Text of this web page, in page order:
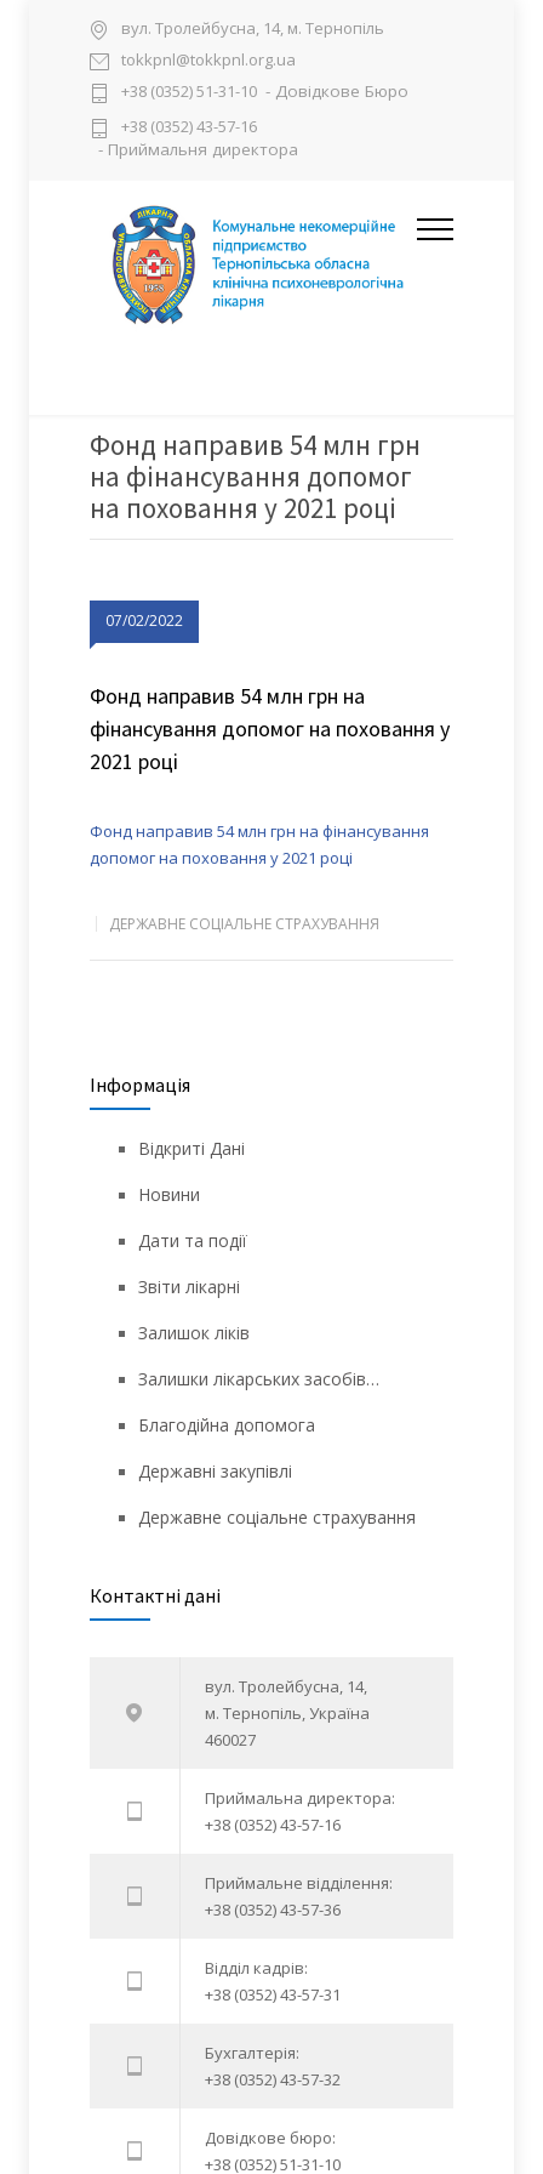
вул. Тролейбусна, 14, м. Тернопіль
tokkpnl@tokkpnl.org.ua
+38 (0352) 51-31-10 - Довідкове Бюро
+38 (0352) 43-57-16
- Приймальня директора
Фонд направив 54 млн грн
на фінансування допомог
на поховання у 2021 році
07/02/2022
Фонд направив 54 млн грн на
фінансування допомог на поховання у
2021 році
Фонд направив 54 млн грн на фінансування
допомог на поховання у 2021 році
ДЕРЖАВНЕ СОЦІАЛЬНЕ СТРАХУВАННЯ
Інформація
Відкриті Дані
Новини
Дати та події
Звіти лікарні
Залишок ліків
Залишки лікарських засобів…
Благодійна допомога
Державні закупівлі
Державне соціальне страхування
Контактні дані
вул. Тролейбусна, 14,
м. Тернопіль, Україна
460027
Приймальна директора:
+38 (0352) 43-57-16
Приймальне відділення:
+38 (0352) 43-57-36
Відділ кадрів:
+38 (0352) 43-57-31
Бухгалтерія:
+38 (0352) 43-57-32
Довідкове бюро:
+38 (0352) 51-31-10